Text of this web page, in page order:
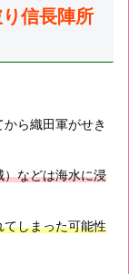
信長陣所
ら織田軍がせき
）などは海水に浸
てしまった可能性